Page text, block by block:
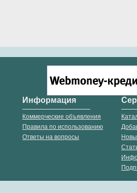
Информация
Коммерческие объявления
Правила по использованию
Ответы на вопросы